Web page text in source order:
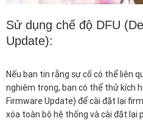
Sử dụng chế độ DFU
Update):
Nếu bạn tin rằng sự cố có thể liên
nghiêm trọng, bạn có thể thử kích
Firmware Update) để cài đặt lại
xóa toàn bộ hệ thống và cài đặt lại